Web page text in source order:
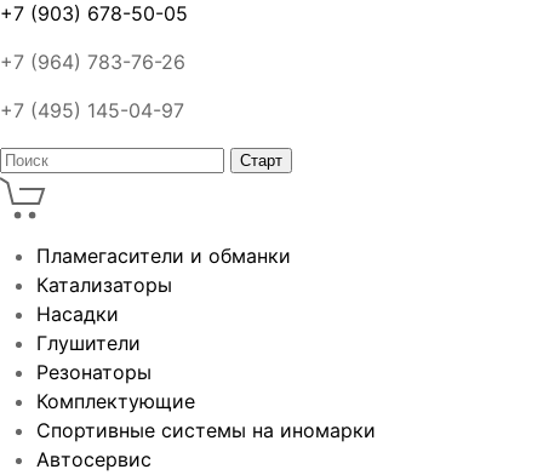
+7 (903) 678-50-05
+7 (964) 783-76-26
+7 (495) 145-04-97
Пламегасители и обманки
Катализаторы
Насадки
Глушители
Резонаторы
Комплектующие
Спортивные системы на иномарки
Автосервис